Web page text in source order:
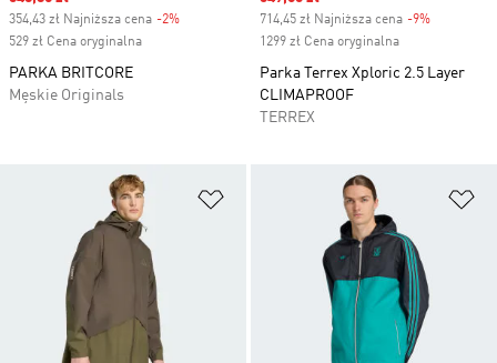
354,43 zł Najniższa cena -2%
529 zł Cena oryginalna
PARKA BRITCORE
Męskie Originals
714,45 zł Najniższa cena -9%
1299 zł Cena oryginalna
Parka Terrex Xploric 2.5 Layer
CLIMAPROOF
TERREX
Dodaj do listy życzeń